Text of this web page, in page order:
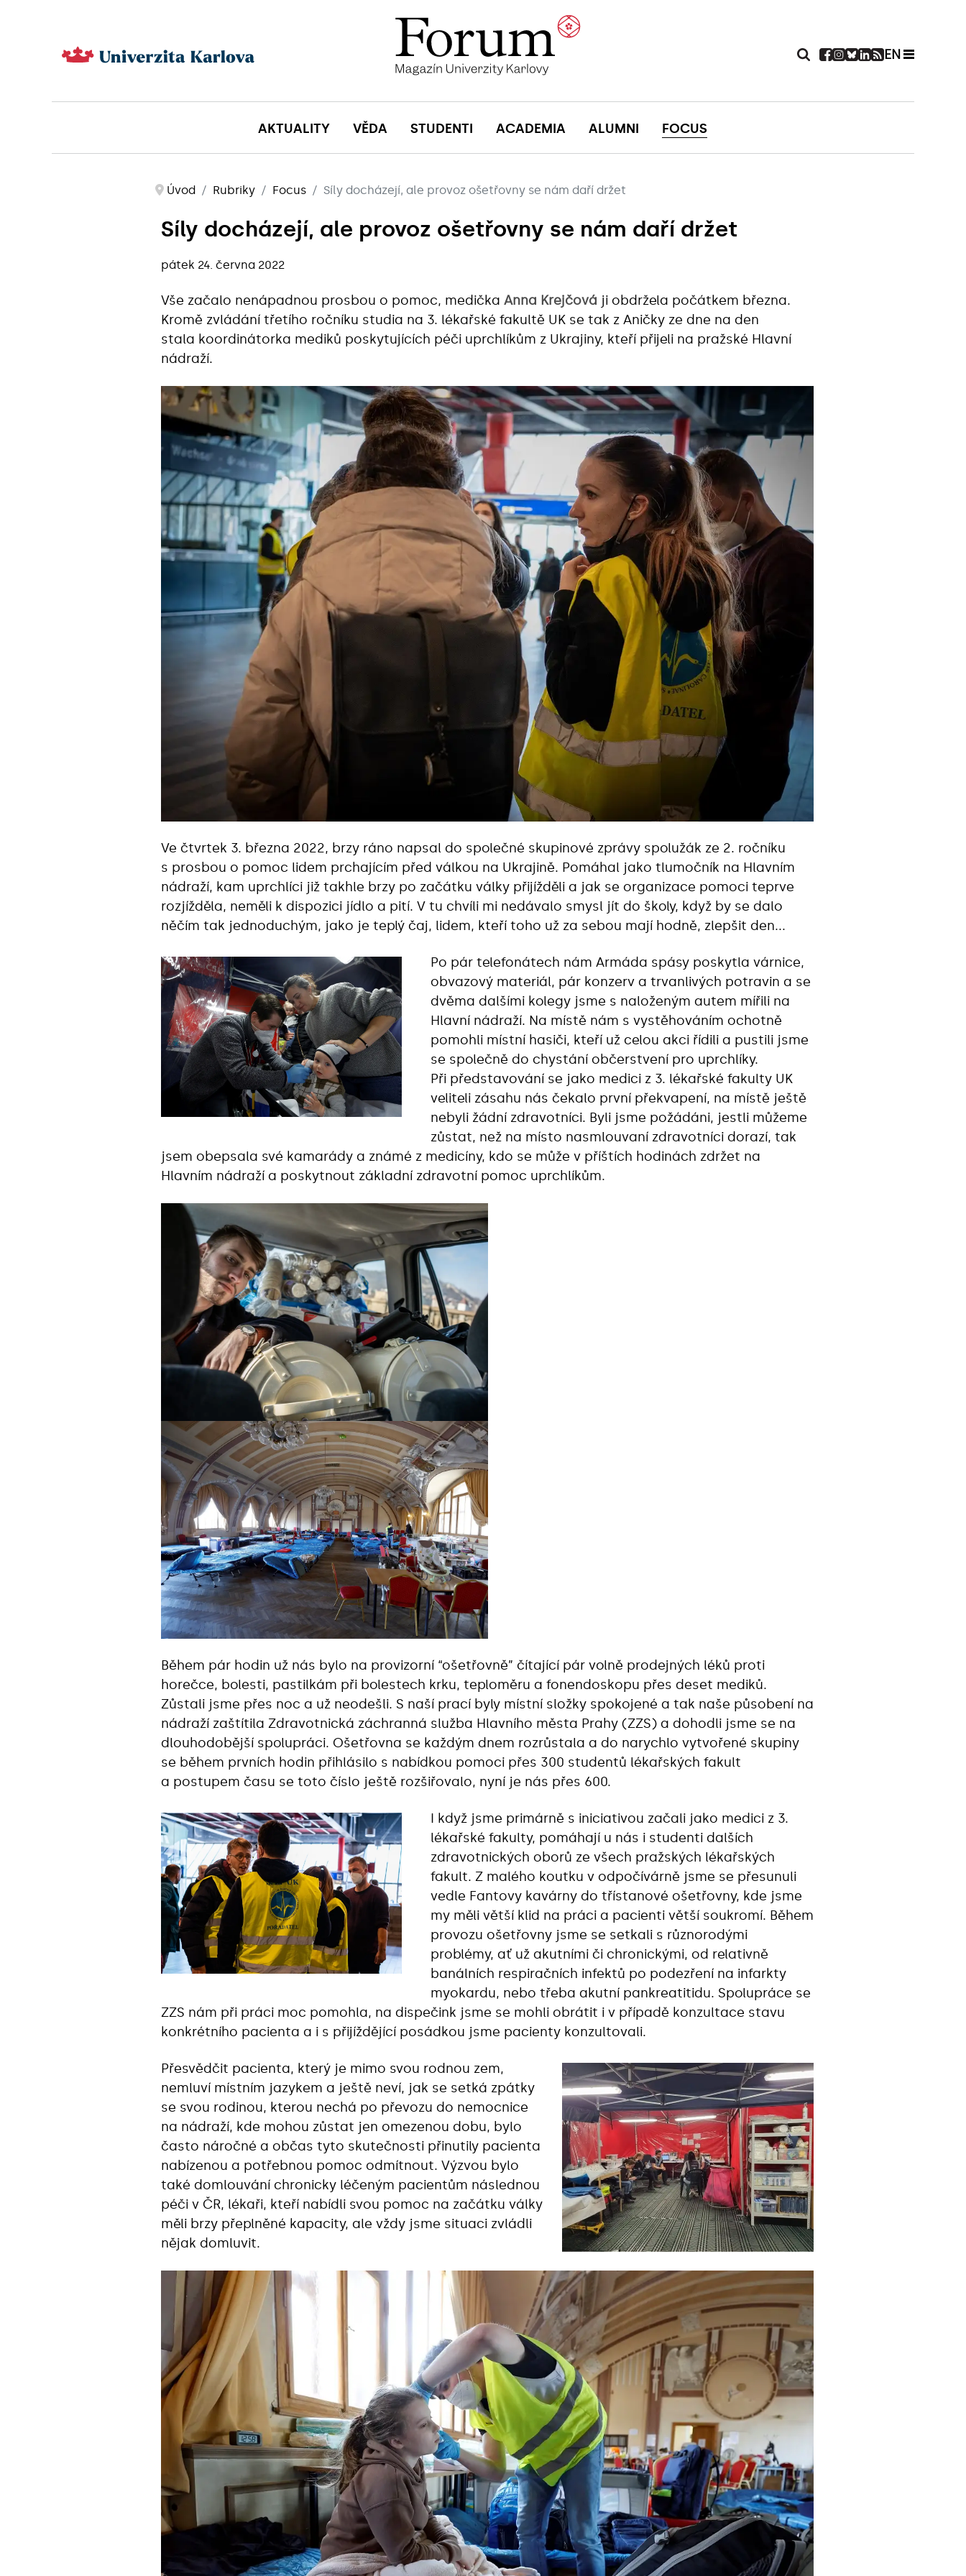
EN
AKTUALITY VĚDA STUDENTI ACADEMIA ALUMNI FOCUS
Úvod Rubriky Focus Síly docházejí, ale provoz ošetřovny se nám daří držet
Síly docházejí, ale provoz ošetřovny se nám daří držet
pátek 24. června 2022
Vše začalo nenápadnou prosbou o pomoc, medička Anna Krejčová ji obdržela počátkem března.
Kromě zvládání třetího ročníku studia na 3. lékařské fakultě UK se tak z Aničky ze dne na den
stala koordinátorka mediků poskytujících péči uprchlíkům z Ukrajiny, kteří přijeli na pražské Hlavní
nádraží.
Ve čtvrtek 3. března 2022, brzy ráno napsal do společné skupinové zprávy spolužák ze 2. ročníku
s prosbou o pomoc lidem prchajícím před válkou na Ukrajině. Pomáhal jako tlumočník na Hlavním
nádraží, kam uprchlíci již takhle brzy po začátku války přijížděli a jak se organizace pomoci teprve
rozjížděla, neměli k dispozici jídlo a pití. V tu chvíli mi nedávalo smysl jít do školy, když by se dalo
něčím tak jednoduchým, jako je teplý čaj, lidem, kteří toho už za sebou mají hodně, zlepšit den...
Po pár telefonátech nám Armáda spásy poskytla várnice,
obvazový materiál, pár konzerv a trvanlivých potravin a se
dvěma dalšími kolegy jsme s naloženým autem mířili na
Hlavní nádraží. Na místě nám s vystěhováním ochotně
pomohli místní hasiči, kteří už celou akci řídili a pustili jsme
se společně do chystání občerstvení pro uprchlíky.
Při představování se jako medici z 3. lékařské fakulty UK
veliteli zásahu nás čekalo první překvapení, na místě ještě
nebyli žádní zdravotníci. Byli jsme požádáni, jestli můžeme
zůstat, než na místo nasmlouvaní zdravotníci dorazí, tak
jsem obepsala své kamarády a známé z medicíny, kdo se může v příštích hodinách zdržet na
Hlavním nádraží a poskytnout základní zdravotní pomoc uprchlíkům.
Během pár hodin už nás bylo na provizorní “ošetřovně” čítající pár volně prodejných léků proti
horečce, bolesti, pastilkám při bolestech krku, teploměru a fonendoskopu přes deset mediků.
Zůstali jsme přes noc a už neodešli. S naší prací byly místní složky spokojené a tak naše působení na
nádraží zaštítila Zdravotnická záchranná služba Hlavního města Prahy (ZZS) a dohodli jsme se na
dlouhodobější spolupráci. Ošetřovna se každým dnem rozrůstala a do narychlo vytvořené skupiny
se během prvních hodin přihlásilo s nabídkou pomoci přes 300 studentů lékařských fakult
a postupem času se toto číslo ještě rozšiřovalo, nyní je nás přes 600.
I když jsme primárně s iniciativou začali jako medici z 3.
lékařské fakulty, pomáhají u nás i studenti dalších
zdravotnických oborů ze všech pražských lékařských
fakult. Z malého koutku v odpočívárně jsme se přesunuli
vedle Fantovy kavárny do třístanové ošetřovny, kde jsme
my měli větší klid na práci a pacienti větší soukromí. Během
provozu ošetřovny jsme se setkali s různorodými
problémy, ať už akutními či chronickými, od relativně
banálních respiračních infektů po podezření na infarkty
myokardu, nebo třeba akutní pankreatitidu. Spolupráce se
ZZS nám při práci moc pomohla, na dispečink jsme se mohli obrátit i v případě konzultace stavu
konkrétního pacienta a i s přijíždějící posádkou jsme pacienty konzultovali.
Přesvědčit pacienta, který je mimo svou rodnou zem,
nemluví místním jazykem a ještě neví, jak se setká zpátky
se svou rodinou, kterou nechá po převozu do nemocnice
na nádraží, kde mohou zůstat jen omezenou dobu, bylo
často náročné a občas tyto skutečnosti přinutily pacienta
nabízenou a potřebnou pomoc odmítnout. Výzvou bylo
také domlouvání chronicky léčeným pacientům následnou
péči v ČR, lékaři, kteří nabídli svou pomoc na začátku války
měli brzy přeplněné kapacity, ale vždy jsme situaci zvládli
nějak domluvit.